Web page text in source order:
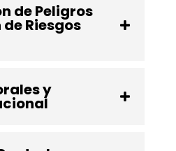
de Peligros
Riesgos
y